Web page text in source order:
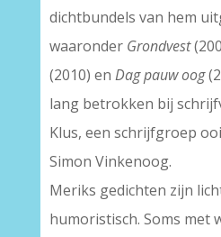
dichtbundels van hem
waaronder Grondvest
(2010) en Dag pauw oog
lang betrokken bij
Klus, een schrijfgroep
Simon Vinkenoog.
Meriks gedichten zijn
humoristisch. Soms met